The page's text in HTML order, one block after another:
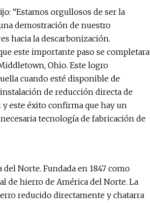
“Estamos orgullosos de ser la
demostración de nuestro
hacia la descarbonización.
este importante paso se completara
Ohio. Este logro
cuando esté disponible de
de reducción directa de
este éxito confirma que hay un
tecnología de fabricación de
Norte. Fundada en 1847 como
de hierro de América del Norte. La
reducido directamente y chatarra